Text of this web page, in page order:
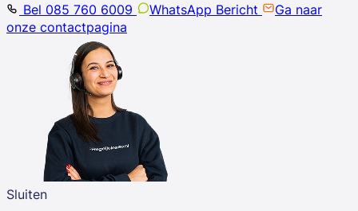
Bel 085 760 6009
WhatsApp Bericht
Ga naar
onze contactpagina
Sluiten